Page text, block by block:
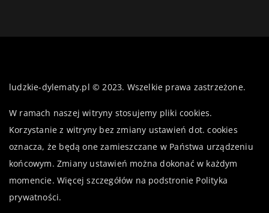
ludzkie-dylematy.pl © 2023. Wszelkie prawa zastrzeżone.
W ramach naszej witryny stosujemy pliki cookies.
Korzystanie z witryny bez zmiany ustawień dot. cookies
oznacza, że będą one zamieszczane w Państwa urządzeniu
końcowym. Zmiany ustawień można dokonać w każdym
momencie. Więcej szczegółów na podstronie Polityka
prywatności.